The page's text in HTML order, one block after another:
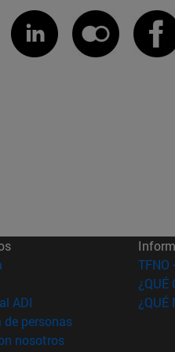
(abre en nueva ventana)
en nueva ventana)
ADI (abre en nueva ventana)
de personas(abre en nueva
nosotros(abre en nueva
TFNO
¿QUÉ
¿QUÉ